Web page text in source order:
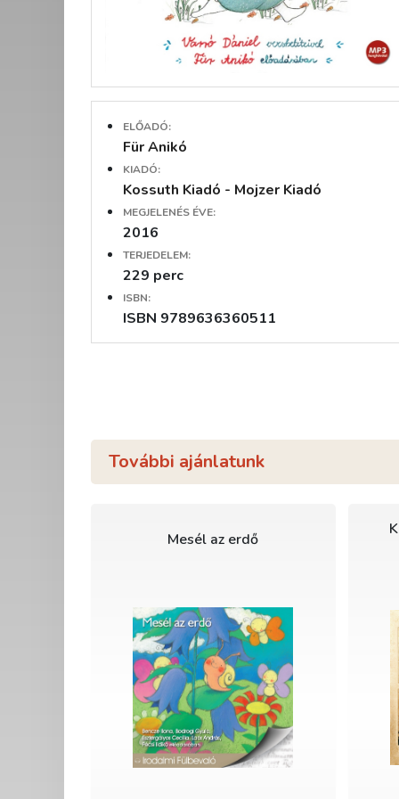
ELŐADÓ:
Für Anikó
KIADÓ:
Kossuth Kiadó - Mojzer Kiadó
MEGJELENÉS ÉVE:
2016
TERJEDELEM:
229 perc
ISBN:
ISBN 9789636360511
További ajánlatunk
Mesél az erdő